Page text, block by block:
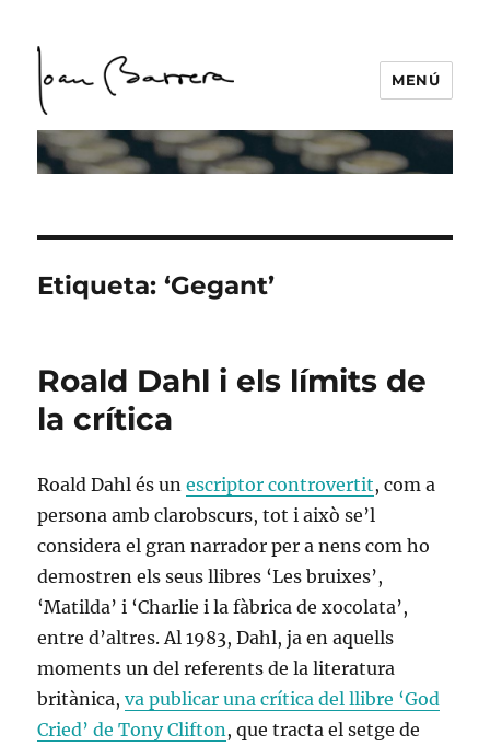
MENÚ
Etiqueta:‘Gegant’
Roald Dahl i els límits de
la crítica
Roald Dahl és unescriptor controvertit, com a
persona amb clarobscurs, tot i això se’l
considera el gran narrador per a nens com ho
demostren els seus llibres ‘Les bruixes’,
‘Matilda’ i ‘Charlie i la fàbrica de xocolata’,
entre d’altres. Al 1983, Dahl, ja en aquells
moments un del referents de la literatura
britànica,va publicar una crítica del llibre ‘God
Cried’ de Tony Clifton , que tracta el setge de